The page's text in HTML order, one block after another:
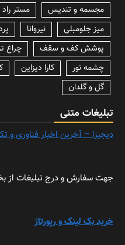
مجسمه و تندیس
مستر راد
میز جلومبلی
نیروانا
پوشش کف و سقف
چراغ
چشمه نور
کارا دیزاین
گل و گلدان
تبلیغات متنی
دیجیزا – آخرین اخبار فناوری و
جهت سفارش و درج تبلیغات از
خرید بک لینک و رپورتاژ